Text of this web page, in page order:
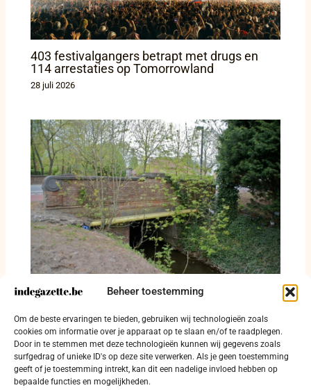
Beheer toestemming
Om de beste ervaringen te bieden, gebruiken wij technologieën zoals
cookies om informatie over je apparaat op te slaan en/of te raadplegen.
Door in te stemmen met deze technologieën kunnen wij gegevens zoals
surfgedrag of unieke ID's op deze site verwerken. Als je geen toestemming
geeft of je toestemming intrekt, kan dit een nadelige invloed hebben op
bepaalde functies en mogelijkheden.
403 festivalgangers betrapt met drugs en
114 arrestaties op Tomorrowland
28 juli 2026
Vier verkeersfeiten in Jabbeke, Gistel en
Torhout: twee gewonden en rijbewijs
ingetrokken
24 juli 2026